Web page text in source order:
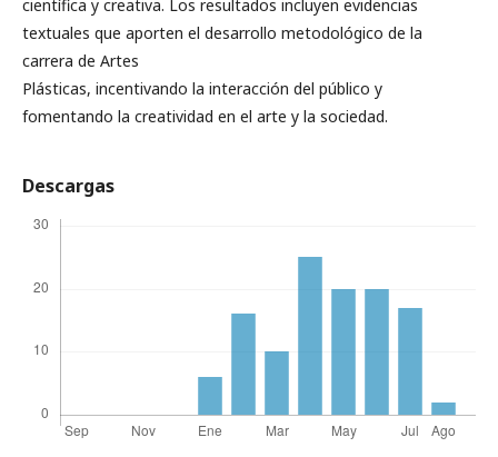
científica y creativa. Los resultados incluyen evidencias
textuales que aporten el desarrollo metodológico de la
carrera de Artes
Plásticas, incentivando la interacción del público y
fomentando la creatividad en el arte y la sociedad.
Descargas